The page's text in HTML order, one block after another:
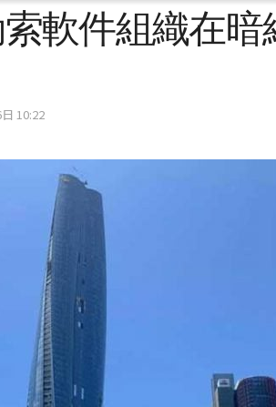
軟件組織在
10:22